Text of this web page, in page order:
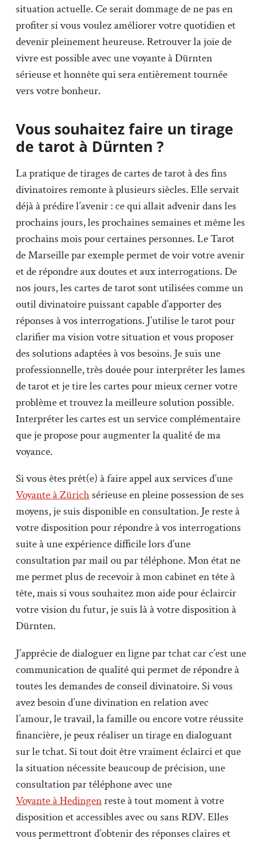
situation actuelle. Ce serait dommage de ne pas en
profiter si vous voulez améliorer votre quotidien et
devenir pleinement heureuse. Retrouver la joie de
vivre est possible avec une voyante à Dürnten
sérieuse et honnête qui sera entièrement tournée
vers votre bonheur.
Vous souhaitez faire un tirage
de tarot à Dürnten ?
La pratique de tirages de cartes de tarot à des fins
divinatoires remonte à plusieurs siècles. Elle servait
déjà à prédire l’avenir : ce qui allait advenir dans les
prochains jours, les prochaines semaines et même les
prochains mois pour certaines personnes. Le Tarot
de Marseille par exemple permet de voir votre avenir
et de répondre aux doutes et aux interrogations. De
nos jours, les cartes de tarot sont utilisées comme un
outil divinatoire puissant capable d’apporter des
réponses à vos interrogations. J’utilise le tarot pour
clarifier ma vision votre situation et vous proposer
des solutions adaptées à vos besoins. Je suis une
professionnelle, très douée pour interpréter les lames
de tarot et je tire les cartes pour mieux cerner votre
problème et trouvez la meilleure solution possible.
Interpréter les cartes est un service complémentaire
que je propose pour augmenter la qualité de ma
voyance.
Si vous êtes prêt(e) à faire appel aux services d’une
Voyante à Zürichsérieuse en pleine possession de ses
moyens, je suis disponible en consultation. Je reste à
votre disposition pour répondre à vos interrogations
suite à une expérience difficile lors d’une
consultation par mail ou par téléphone. Mon état ne
me permet plus de recevoir à mon cabinet en tête à
tête, mais si vous souhaitez mon aide pour éclaircir
votre vision du futur, je suis là à votre disposition à
Dürnten.
J’apprécie de dialoguer en ligne par tchat car c’est une
communication de qualité qui permet de répondre à
toutes les demandes de conseil divinatoire. Si vous
avez besoin d’une divination en relation avec
l’amour, le travail, la famille ou encore votre réussite
financière, je peux réaliser un tirage en dialoguant
sur le tchat. Si tout doit être vraiment éclairci et que
la situation nécessite beaucoup de précision, une
consultation par téléphone avec une
Voyante à Hedingenreste à tout moment à votre
disposition et accessibles avec ou sans RDV. Elles
vous permettront d’obtenir des réponses claires et